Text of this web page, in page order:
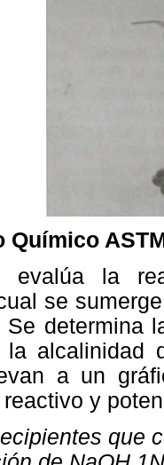
Químico
evalúa la
se
Se determina
la alcalinidad
a un
y
que